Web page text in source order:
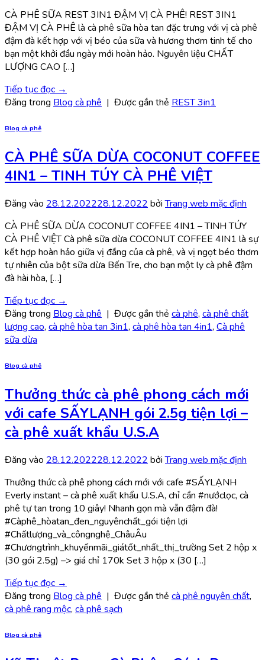
CÀ PHÊ SỮA REST 3IN1 ĐẬM VỊ CÀ PHÊ! REST 3IN1
ĐẬM VỊ CÀ PHÊ là cà phê sữa hòa tan đặc trưng với vị cà phê
đậm đà kết hợp với vị béo của sữa và hương thơm tinh tế cho
bạn một khởi đầu ngày mới hoàn hảo. Nguyên liệu CHẤT
LƯỢNG CAO […]
Tiếp tục đọc→
Đăng trong Blog cà phê | Được gắn thẻ REST 3in1
Blog cà phê
CÀ PHÊ SỮA DỪA COCONUT COFFEE
4IN1 – TINH TÚY CÀ PHÊ VIỆT
Đăng vào 28.12.202228.12.2022 bởiTrang web mặc định
CÀ PHÊ SỮA DỪA COCONUT COFFEE 4IN1 – TINH TÚY
CÀ PHÊ VIỆT Cà phê sữa dừa COCONUT COFFEE 4IN1 là sự
kết hợp hoàn hảo giữa vị đắng của cà phê, và vị ngọt béo thơm
tự nhiên của bột sữa dừa Bến Tre, cho bạn một ly cà phê đậm
đà hài hòa, […]
Tiếp tục đọc →
Đăng trong Blog cà phê | Được gắn thẻ cà phê, cà phê chất
lượng cao, cà phê hòa tan 3in1, cà phê hòa tan 4in1, Cà phê
sữa dừa
Blog cà phê
Thưởng thức cà phê phong cách mới
với cafe SẤYLẠNH gói 2.5g tiện lợi –
cà phê xuất khẩu U.S.A
Đăng vào 28.12.202228.12.2022 bởiTrang web mặc định
Thưởng thức cà phê phong cách mới với cafe #SẤYLẠNH
Everly instant – cà phê xuất khẩu U.S.A, chỉ cần #nướclọc, cà
phê tự tan trong 10 giây! Nhanh gọn mà vẫn đậm đà!
#Càphê_hòatan_đen_nguyênchất_gói tiện lợi
#Chấtlượng_và_côngnghệ_ChâuÂu
#Chươngtrình_khuyếnmãi_giátốt_nhất_thị_trường Set 2 hộp x
(30 gói 2.5g) –> giá chỉ 170k Set 3 hộp x (30 […]
Tiếp tục đọc →
Đăng trong Blog cà phê | Được gắn thẻ cà phê nguyên chất,
cà phê rang mộc, cà phê sạch
Blog cà phê